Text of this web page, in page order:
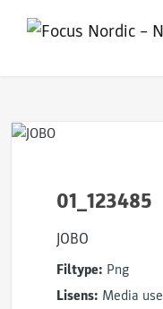
01_123485
JOBO
Filtype: Png
Lisens: Media use